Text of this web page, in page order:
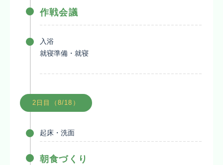
作戦会議
入浴
就寝準備・就寝
2日目（8/18）
起床・洗面
朝食づくり